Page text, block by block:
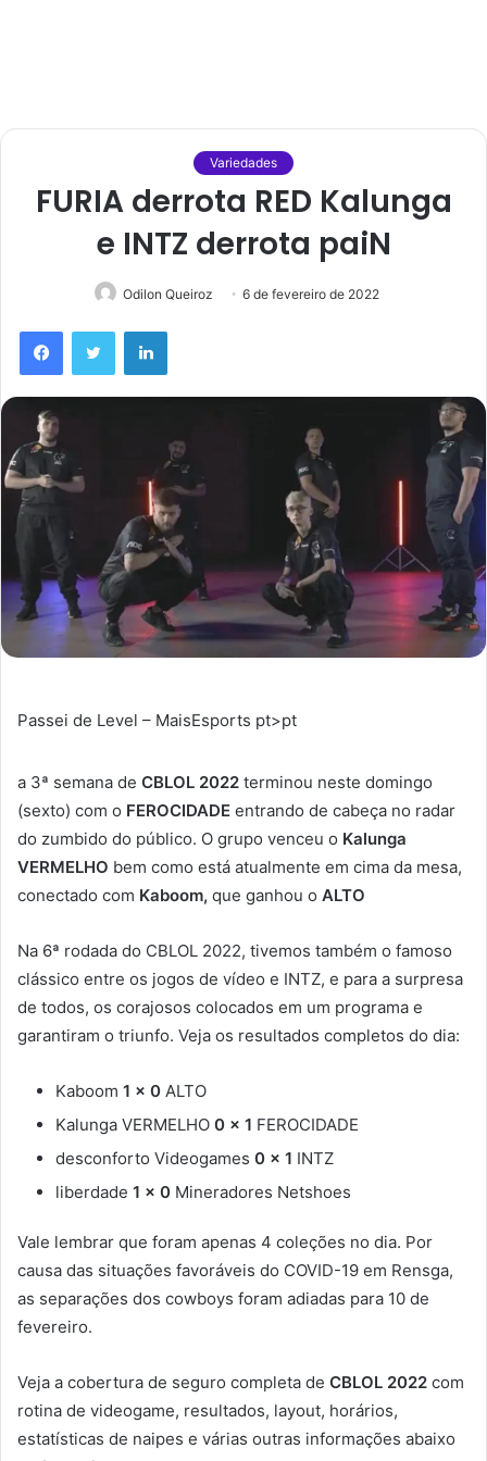
Variedades
FURIA derrota RED Kalunga
e INTZ derrota paiN
Odilon Queiroz 6 de fevereiro de 2022
FacebookTwitter Linkedin
Passei de Level – MaisEsports pt>pt
a 3ª semana de CBLOL 2022 terminou neste domingo
(sexto) com o FEROCIDADE entrando de cabeça no radar
do zumbido do público. O grupo venceu o Kalunga
VERMELHO bem como está atualmente em cima da mesa,
conectado com Kaboom, que ganhou o ALTO
Na 6ª rodada do CBLOL 2022, tivemos também o famoso
clássico entre os jogos de vídeo e INTZ, e para a surpresa
de todos, os corajosos colocados em um programa e
garantiram o triunfo. Veja os resultados completos do dia:
Kaboom 1 x 0 ALTO
Kalunga VERMELHO 0 x 1 FEROCIDADE
desconforto Videogames 0 x 1 INTZ
liberdade 1 x 0 Mineradores Netshoes
Vale lembrar que foram apenas 4 coleções no dia. Por
causa das situações favoráveis ​​do COVID-19 em Rensga,
as separações dos cowboys foram adiadas para 10 de
fevereiro.
Veja a cobertura de seguro completa de CBLOL 2022 com
rotina de videogame, resultados, layout, horários,
estatísticas de naipes e várias outras informações abaixo